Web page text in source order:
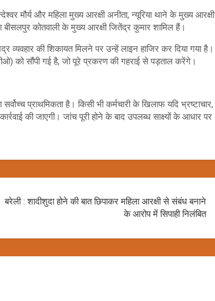
मौर्य और महिला मुख्य आरक्षी अनीता, न्यूरिया थाने के मुख्य आरक्षी
कोतवाली के मुख्य आरक्षी जितेंद्र कुमार शामिल हैं।
की शिकायत मिलने पर उन्हें लाइन हाजिर कर दिया गया है।
को सौंपी गई है, जो पूरे प्रकरण की गहराई से पड़ताल करेंगे।
प्राथमिकता है। किसी भी कर्मचारी के खिलाफ यदि भ्रष्टाचार,
की जाएगी। जांच पूरी होने के बाद उपलब्ध साक्ष्यों के आधार पर
बरेली : शादीशुदा होने की बात छिपाकर महिला आरक्षी से संबंध बनाने
के आरोप में सिपाही निलंबित